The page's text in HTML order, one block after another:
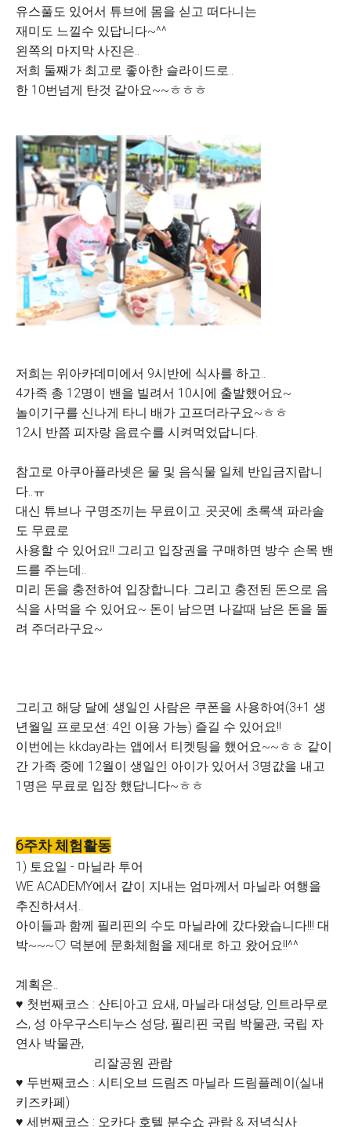
유스풀도 있어서 튜브에 몸을 싣고 떠다니는
재미도 느낄수 있답니다~^^
왼쪽의 마지막 사진은..
저희 둘째가 최고로 좋아한 슬라이드로..
한 10번넘게 탄것 같아요~~ㅎㅎㅎ
저희는 위아카데미에서 9시반에 식사를 하고..
4가족 총 12명이 밴을 빌려서 10시에 출발했어요~
놀이기구를 신나게 타니 배가 고프더라구요~ㅎㅎ
12시 반쯤 피자랑 음료수를 시켜먹었답니다.
참고로 아쿠아플라넷은 물 및 음식물 일체 반입금지랍니
다..ㅠ
대신 튜브나 구명조끼는 무료이고..곳곳에 초록색 파라솔
도 무료로
사용할 수 있어요!! 그리고 입장권을 구매하면 방수 손목 밴
드를 주는데..
미리 돈을 충전하여 입장합니다. 그리고 충전된 돈으로 음
식을 사먹을 수 있어요~ 돈이 남으면 나갈때 남은 돈을 돌
려 주더라구요~
그리고 해당 달에 생일인 사람은 쿠폰을 사용하여(3+1 생
년월일 프로모션: 4인 이용 가능) 즐길 수 있어요!!
이번에는 kkday라는 앱에서 티켓팅을 했어요~~ㅎㅎ 같이
간 가족 중에 12월이 생일인 아이가 있어서 3명값을 내고
1명은 무료로 입장 했답니다~ㅎㅎ
6주차 체험활동
1) 토요일 - 마닐라 투어
WE ACADEMY에서 같이 지내는 엄마께서 마닐라 여행을
추진하셔서..
아이들과 함께 필리핀의 수도 마닐라에 갔다왔습니다!!! 대
박~~~♡ 덕분에 문화체험을 제대로 하고 왔어요!!^^
계획은..
♥ 첫번째코스 : 산티아고 요새, 마닐라 대성당, 인트라무로
스, 성 아우구스티누스 성당, 필리핀 국립 박물관, 국립 자
연사 박물관,
리잘공원 관람
♥ 두번째코스 : 시티오브 드림즈 마닐라 드림플레이(실내
키즈카페)
♥ 세번째코스 : 오카다 호텔 분수쇼 관람 & 저녁식사